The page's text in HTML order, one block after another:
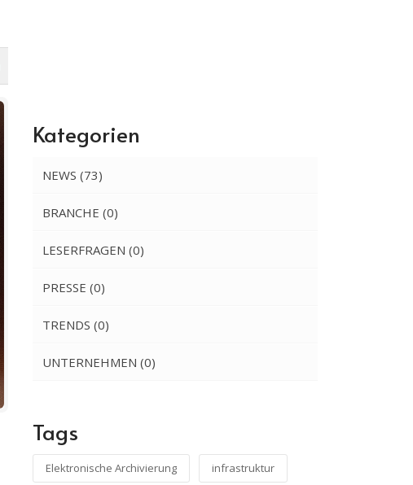
Kategorien
NEWS (73)
BRANCHE (0)
LESERFRAGEN (0)
PRESSE (0)
TRENDS (0)
UNTERNEHMEN (0)
Tags
Elektronische Archivierung infrastruktur